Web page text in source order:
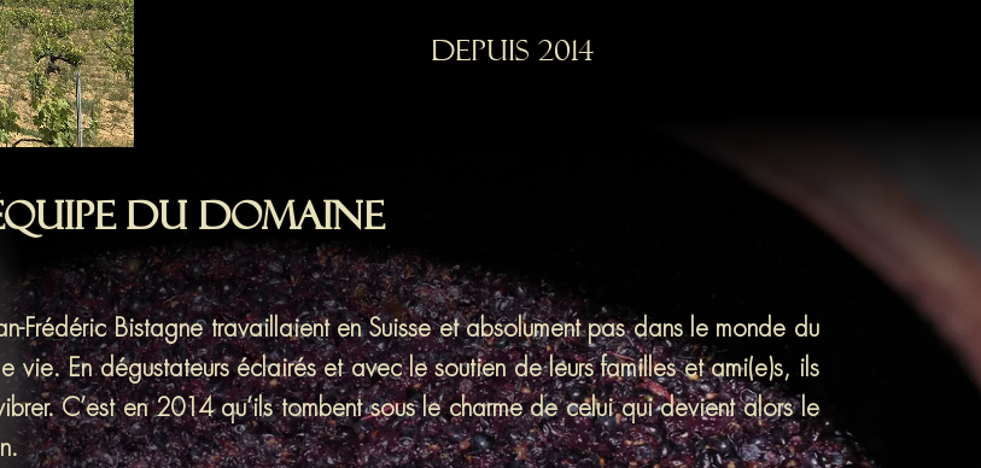
Depuis 2014
du domaine
Frédéric Bistagne travaillaient en Suisse et absolument pas dans le monde du
vie. En dégustateurs éclairés et avec le soutien de leurs familles et ami(e)s, ils
C’est en 2014 qu’ils tombent sous le charme de celui qui devient alors le